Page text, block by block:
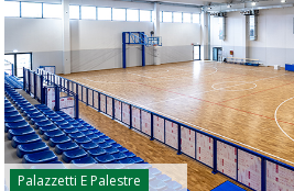
Palazzetti E Palestre